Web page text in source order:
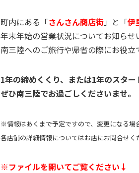
町内にある「さんさん商店街」と「伊
年末年始の営業状況についてお知らせ
南三陸へのご旅行や帰省の際にお役立
1年の締めくくり、または1年のスター
ぜひ南三陸でお過ごしくださいませ。
※情報はあくまで予定ですので、変更になる場
各店舗の詳細情報についてはお店にお問合せく
※ファイルを開いてご覧ください ↓